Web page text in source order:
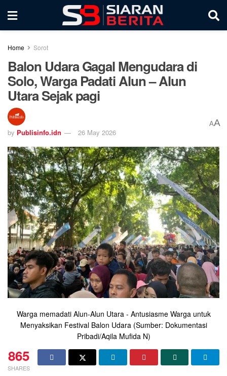
Home Sorot
Balon Udara Gagal Mengudara di
Solo, Warga Padati Alun – Alun
Utara Sejak pagi
by Publisinfo.idn 26 May 2026
AA
Warga memadati Alun-Alun Utara - Antusiasme Warga untuk
Menyaksikan Festival Balon Udara (Sumber: Dokumentasi
Pribadi/Aqila Mufida N)
865
SHARES